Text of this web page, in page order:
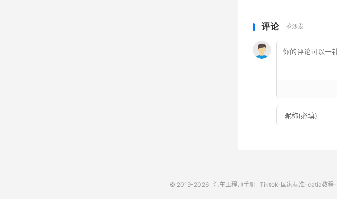
评论 抢沙发
© 2019-2026 汽车工程师手册 Tiktok- 国家标准-catia教程-